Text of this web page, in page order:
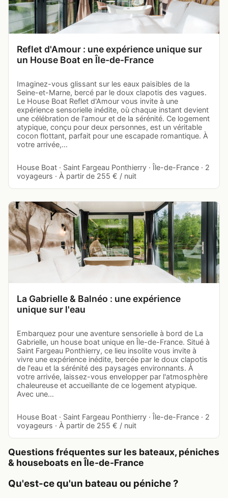
Reflet d'Amour : une expérience unique sur
un House Boat en Île-de-France
Imaginez-vous glissant sur les eaux paisibles de la
Seine-et-Marne, bercé par le doux clapotis des vagues.
Le House Boat Reflet d'Amour vous invite à une
expérience sensorielle inédite, où chaque instant devient
une célébration de l'amour et de la sérénité. Ce logement
atypique, conçu pour deux personnes, est un véritable
cocon flottant, parfait pour une escapade romantique. À
votre arrivée,…
House Boat · Saint Fargeau Ponthierry · Île-de-France · 2
voyageurs · À partir de 255 € / nuit
La Gabrielle & Balnéo : une expérience
unique sur l'eau
Embarquez pour une aventure sensorielle à bord de La
Gabrielle, un house boat unique en Île-de-France. Situé à
Saint Fargeau Ponthierry, ce lieu insolite vous invite à
vivre une expérience inédite, bercée par le doux clapotis
de l'eau et la sérénité des paysages environnants. À
votre arrivée, laissez-vous envelopper par l'atmosphère
chaleureuse et accueillante de ce logement atypique.
Avec une…
House Boat · Saint Fargeau Ponthierry · Île-de-France · 2
voyageurs · À partir de 255 € / nuit
Questions fréquentes sur les bateaux, péniches
& houseboats en Île-de-France
Qu'est-ce qu'un bateau ou péniche ?